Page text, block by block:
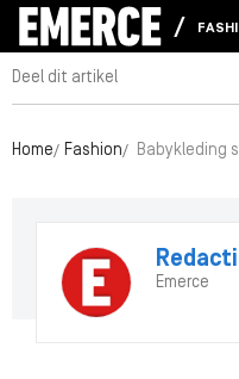
Deel dit artikel
Home Fashion Babykleding
Emerce